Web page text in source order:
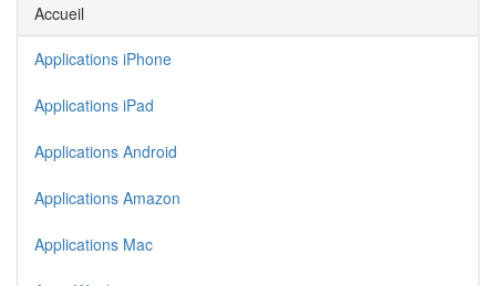
Accueil
Applications iPhone
Applications iPad
Applications Android
Applications Amazon
Applications Mac